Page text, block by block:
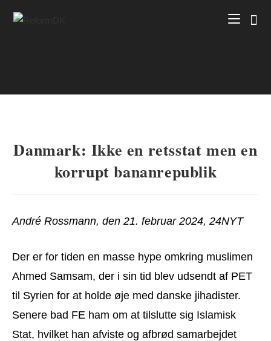
Danmark: Ikke en retsstat men en
korrupt bananrepublik
André Rossmann, den 21. februar 2024, 24NYT
Der er for tiden en masse hype omkring muslimen
Ahmed Samsam, der i sin tid blev udsendt af PET
til Syrien for at holde øje med danske jihadister.
Senere bad FE ham om at tilslutte sig Islamisk
Stat, hvilket han afviste og afbrød samarbejdet